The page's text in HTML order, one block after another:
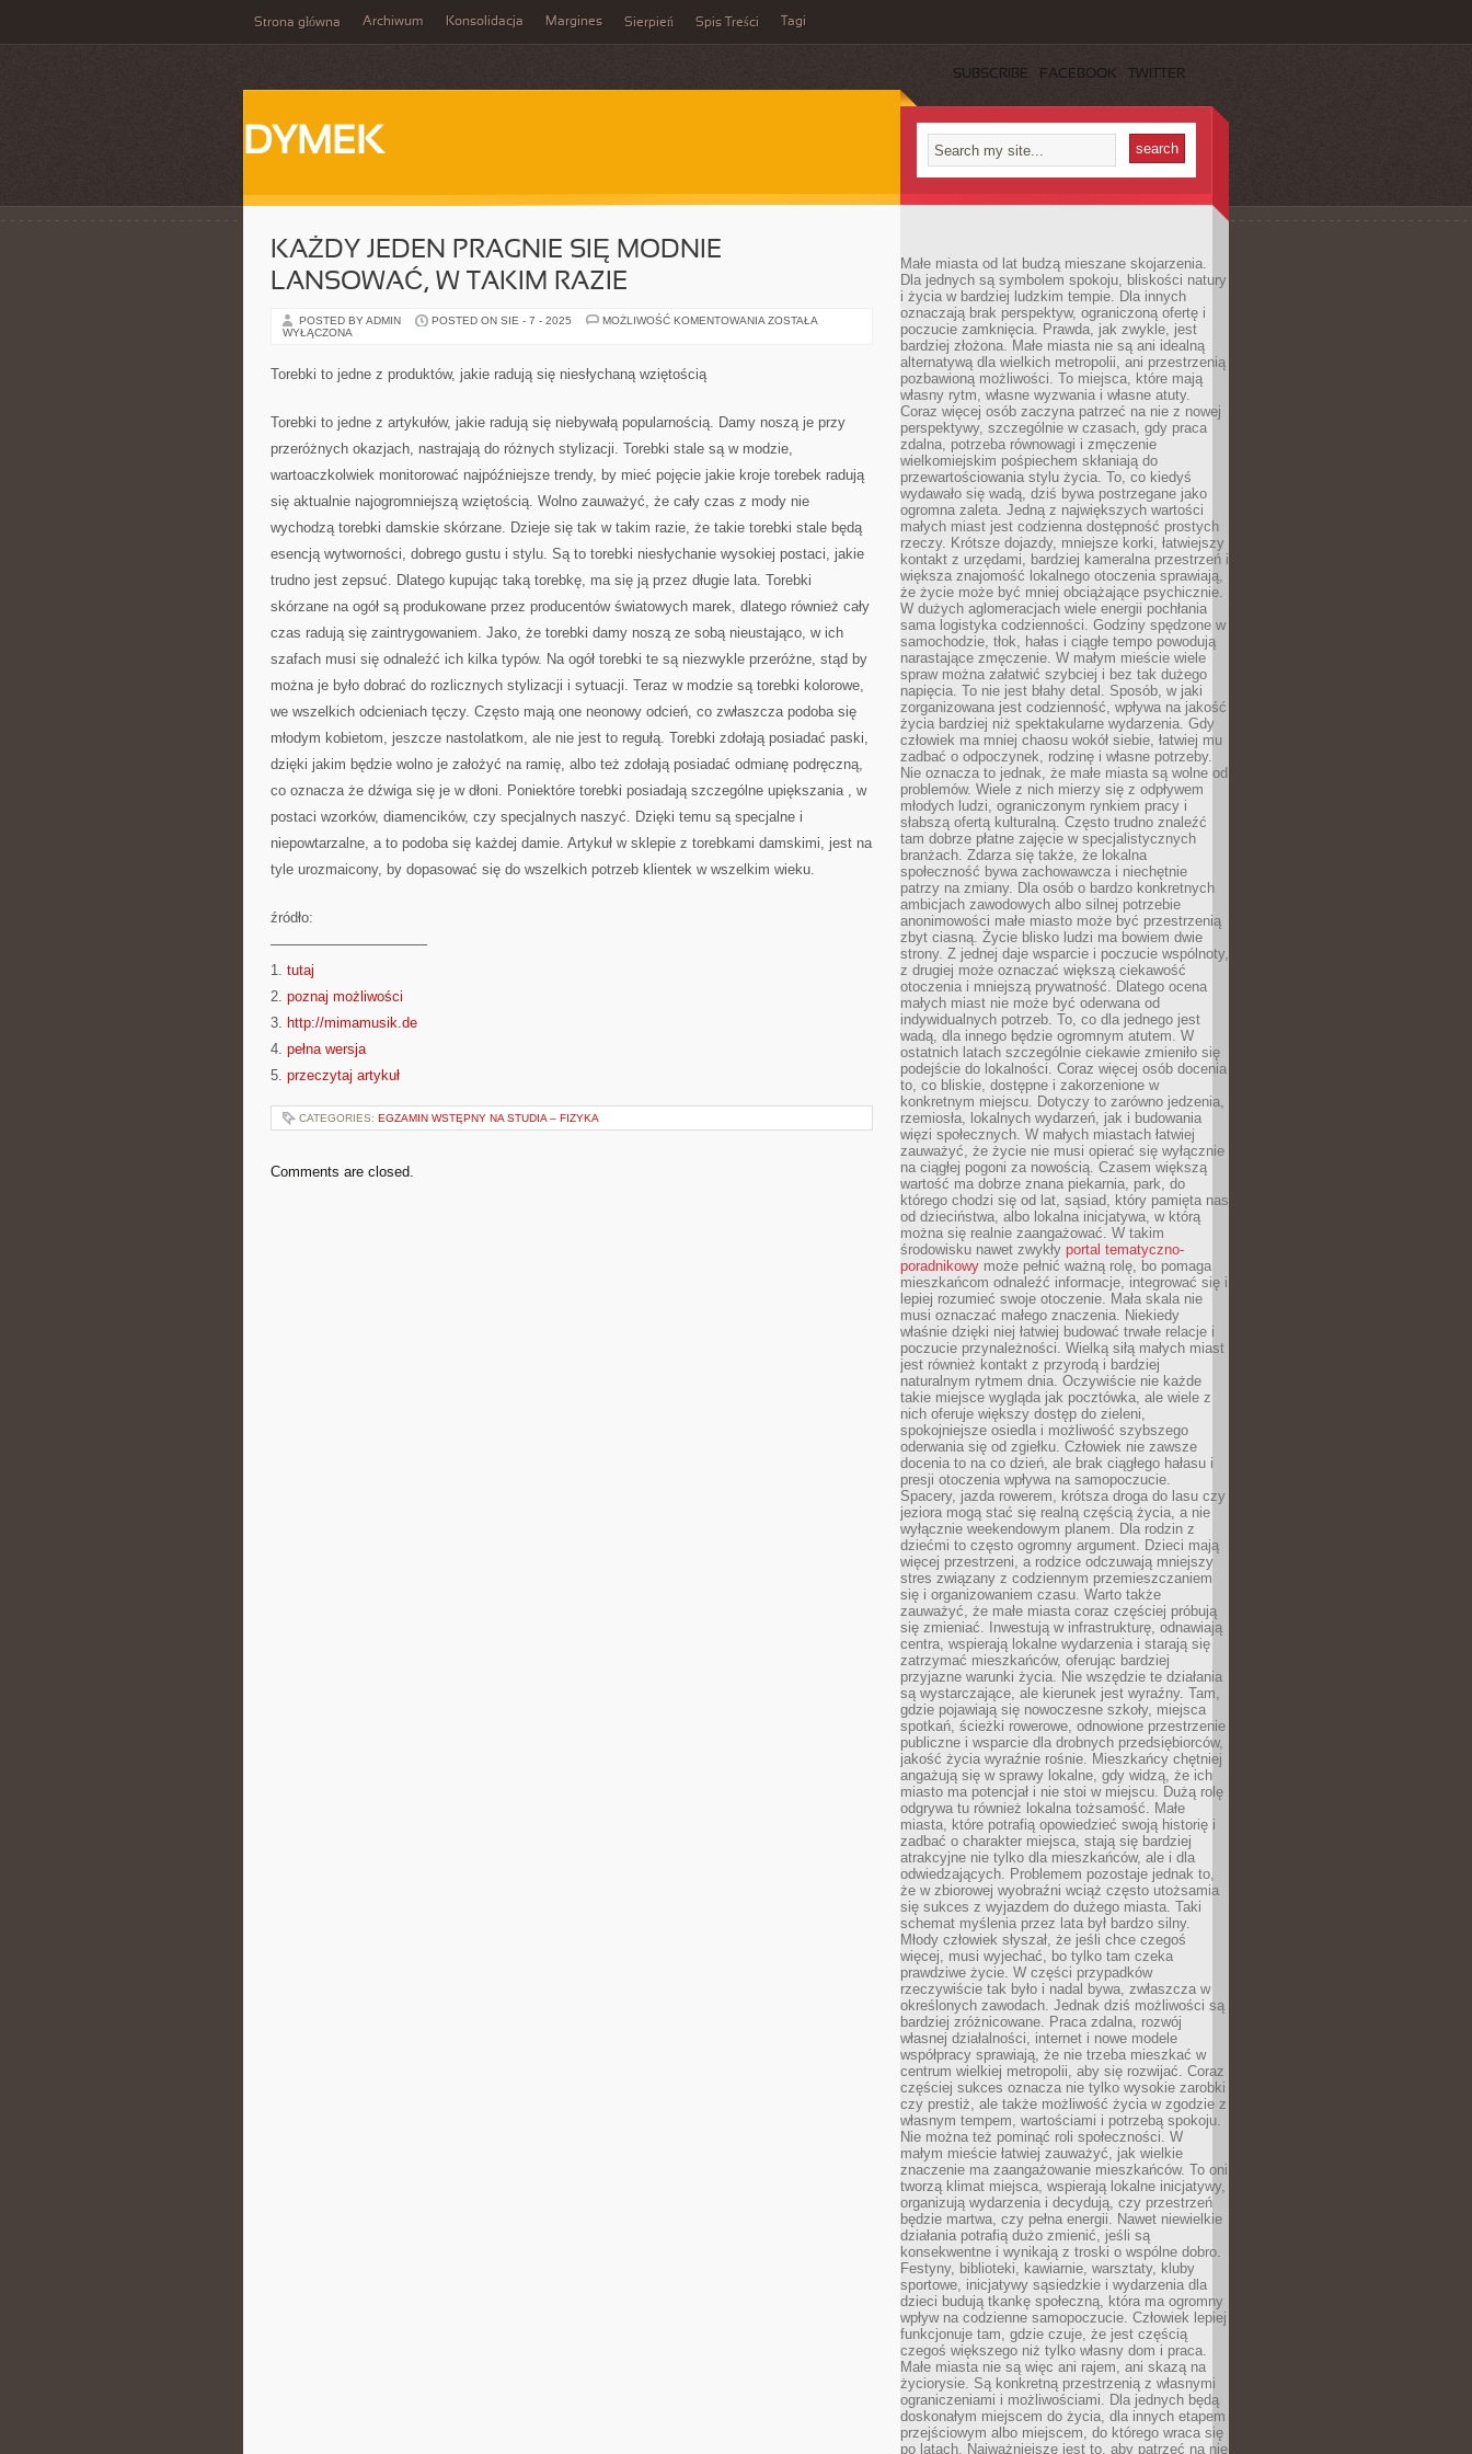
Strona główna Archiwum Konsolidacja Margines Sierpień Spis Treści Tagi
SUBSCRIBE FACEBOOK TWITTER
DYMEK
KAŻDY JEDEN PRAGNIE SIĘ MODNIE
LANSOWAĆ, W TAKIM RAZIE
POSTED BY ADMIN POSTED ON SIE - 7 - 2025 MOŻLIWOŚĆ KOMENTOWANIA KAŻDY
ZOSTAŁA
WYŁĄCZONA
Torebki to jedne z produktów, jakie radują się niesłychaną wziętością
Torebki to jedne z artykułów, jakie radują się niebywałą popularnością. Damy noszą je przy
przeróżnych okazjach, nastrajają do różnych stylizacji. Torebki stale są w modzie,
wartoaczkolwiek monitorować najpóźniejsze trendy, by mieć pojęcie jakie kroje torebek radują
się aktualnie najogromniejszą wziętością. Wolno zauważyć, że cały czas z mody nie
wychodzą torebki damskie skórzane. Dzieje się tak w takim razie, że takie torebki stale będą
esencją wytworności, dobrego gustu i stylu. Są to torebki niesłychanie wysokiej postaci, jakie
trudno jest zepsuć. Dlatego kupując taką torebkę, ma się ją przez długie lata. Torebki
skórzane na ogół są produkowane przez producentów światowych marek, dlatego również cały
czas radują się zaintrygowaniem. Jako, że torebki damy noszą ze sobą nieustająco, w ich
szafach musi się odnaleźć ich kilka typów. Na ogół torebki te są niezwykle przeróżne, stąd by
można je było dobrać do rozlicznych stylizacji i sytuacji. Teraz w modzie są torebki kolorowe,
we wszelkich odcieniach tęczy. Często mają one neonowy odcień, co zwłaszcza podoba się
młodym kobietom, jeszcze nastolatkom, ale nie jest to regułą. Torebki zdołają posiadać paski,
dzięki jakim będzie wolno je założyć na ramię, albo też zdołają posiadać odmianę podręczną,
co oznacza że dźwiga się je w dłoni. Poniektóre torebki posiadają szczególne upiększania , w
postaci wzorków, diamencików, czy specjalnych naszyć. Dzięki temu są specjalne i
niepowtarzalne, a to podoba się każdej damie. Artykuł w sklepie z torebkami damskimi, jest na
tyle urozmaicony, by dopasować się do wszelkich potrzeb klientek w wszelkim wieku.
źródło:
———————————
1. tutaj
2. poznaj możliwości
3. http://mimamusik.de
4. pełna wersja
5. przeczytaj artykuł
CATEGORIES: EGZAMIN WSTĘPNY NA STUDIA – FIZYKA
Comments are closed.
Małe miasta od lat budzą mieszane skojarzenia.
Dla jednych są symbolem spokoju, bliskości natury
i życia w bardziej ludzkim tempie. Dla innych
oznaczają brak perspektyw, ograniczoną ofertę i
poczucie zamknięcia. Prawda, jak zwykle, jest
bardziej złożona. Małe miasta nie są ani idealną
alternatywą dla wielkich metropolii, ani przestrzenią
pozbawioną możliwości. To miejsca, które mają
własny rytm, własne wyzwania i własne atuty.
Coraz więcej osób zaczyna patrzeć na nie z nowej
perspektywy, szczególnie w czasach, gdy praca
zdalna, potrzeba równowagi i zmęczenie
wielkomiejskim pośpiechem skłaniają do
przewartościowania stylu życia. To, co kiedyś
wydawało się wadą, dziś bywa postrzegane jako
ogromna zaleta. Jedną z największych wartości
małych miast jest codzienna dostępność prostych
rzeczy. Krótsze dojazdy, mniejsze korki, łatwiejszy
kontakt z urzędami, bardziej kameralna przestrzeń i
większa znajomość lokalnego otoczenia sprawiają,
że życie może być mniej obciążające psychicznie.
W dużych aglomeracjach wiele energii pochłania
sama logistyka codzienności. Godziny spędzone w
samochodzie, tłok, hałas i ciągłe tempo powodują
narastające zmęczenie. W małym mieście wiele
spraw można załatwić szybciej i bez tak dużego
napięcia. To nie jest błahy detal. Sposób, w jaki
zorganizowana jest codzienność, wpływa na jakość
życia bardziej niż spektakularne wydarzenia. Gdy
człowiek ma mniej chaosu wokół siebie, łatwiej mu
zadbać o odpoczynek, rodzinę i własne potrzeby.
Nie oznacza to jednak, że małe miasta są wolne od
problemów. Wiele z nich mierzy się z odpływem
młodych ludzi, ograniczonym rynkiem pracy i
słabszą ofertą kulturalną. Często trudno znaleźć
tam dobrze płatne zajęcie w specjalistycznych
branżach. Zdarza się także, że lokalna
społeczność bywa zachowawcza i niechętnie
patrzy na zmiany. Dla osób o bardzo konkretnych
ambicjach zawodowych albo silnej potrzebie
anonimowości małe miasto może być przestrzenią
zbyt ciasną. Życie blisko ludzi ma bowiem dwie
strony. Z jednej daje wsparcie i poczucie wspólnoty,
z drugiej może oznaczać większą ciekawość
otoczenia i mniejszą prywatność. Dlatego ocena
małych miast nie może być oderwana od
indywidualnych potrzeb. To, co dla jednego jest
wadą, dla innego będzie ogromnym atutem. W
ostatnich latach szczególnie ciekawie zmieniło się
podejście do lokalności. Coraz więcej osób docenia
to, co bliskie, dostępne i zakorzenione w
konkretnym miejscu. Dotyczy to zarówno jedzenia,
rzemiosła, lokalnych wydarzeń, jak i budowania
więzi społecznych. W małych miastach łatwiej
zauważyć, że życie nie musi opierać się wyłącznie
na ciągłej pogoni za nowością. Czasem większą
wartość ma dobrze znana piekarnia, park, do
którego chodzi się od lat, sąsiad, który pamięta nas
od dzieciństwa, albo lokalna inicjatywa, w którą
można się realnie zaangażować. W takim
środowisku nawet zwykły portal tematyczno-
poradnikowy może pełnić ważną rolę, bo pomaga
mieszkańcom odnaleźć informacje, integrować się i
lepiej rozumieć swoje otoczenie. Mała skala nie
musi oznaczać małego znaczenia. Niekiedy
właśnie dzięki niej łatwiej budować trwałe relacje i
poczucie przynależności. Wielką siłą małych miast
jest również kontakt z przyrodą i bardziej
naturalnym rytmem dnia. Oczywiście nie każde
takie miejsce wygląda jak pocztówka, ale wiele z
nich oferuje większy dostęp do zieleni,
spokojniejsze osiedla i możliwość szybszego
oderwania się od zgiełku. Człowiek nie zawsze
docenia to na co dzień, ale brak ciągłego hałasu i
presji otoczenia wpływa na samopoczucie.
Spacery, jazda rowerem, krótsza droga do lasu czy
jeziora mogą stać się realną częścią życia, a nie
wyłącznie weekendowym planem. Dla rodzin z
dziećmi to często ogromny argument. Dzieci mają
więcej przestrzeni, a rodzice odczuwają mniejszy
stres związany z codziennym przemieszczaniem
się i organizowaniem czasu. Warto także
zauważyć, że małe miasta coraz częściej próbują
się zmieniać. Inwestują w infrastrukturę, odnawiają
centra, wspierają lokalne wydarzenia i starają się
zatrzymać mieszkańców, oferując bardziej
przyjazne warunki życia. Nie wszędzie te działania
są wystarczające, ale kierunek jest wyraźny. Tam,
gdzie pojawiają się nowoczesne szkoły, miejsca
spotkań, ścieżki rowerowe, odnowione przestrzenie
publiczne i wsparcie dla drobnych przedsiębiorców,
jakość życia wyraźnie rośnie. Mieszkańcy chętniej
angażują się w sprawy lokalne, gdy widzą, że ich
miasto ma potencjał i nie stoi w miejscu. Dużą rolę
odgrywa tu również lokalna tożsamość. Małe
miasta, które potrafią opowiedzieć swoją historię i
zadbać o charakter miejsca, stają się bardziej
atrakcyjne nie tylko dla mieszkańców, ale i dla
odwiedzających. Problemem pozostaje jednak to,
że w zbiorowej wyobraźni wciąż często utożsamia
się sukces z wyjazdem do dużego miasta. Taki
schemat myślenia przez lata był bardzo silny.
Młody człowiek słyszał, że jeśli chce czegoś
więcej, musi wyjechać, bo tylko tam czeka
prawdziwe życie. W części przypadków
rzeczywiście tak było i nadal bywa, zwłaszcza w
określonych zawodach. Jednak dziś możliwości są
bardziej zróżnicowane. Praca zdalna, rozwój
własnej działalności, internet i nowe modele
współpracy sprawiają, że nie trzeba mieszkać w
centrum wielkiej metropolii, aby się rozwijać. Coraz
częściej sukces oznacza nie tylko wysokie zarobki
czy prestiż, ale także możliwość życia w zgodzie z
własnym tempem, wartościami i potrzebą spokoju.
Nie można też pominąć roli społeczności. W
małym mieście łatwiej zauważyć, jak wielkie
znaczenie ma zaangażowanie mieszkańców. To oni
tworzą klimat miejsca, wspierają lokalne inicjatywy,
organizują wydarzenia i decydują, czy przestrzeń
będzie martwa, czy pełna energii. Nawet niewielkie
działania potrafią dużo zmienić, jeśli są
konsekwentne i wynikają z troski o wspólne dobro.
Festyny, biblioteki, kawiarnie, warsztaty, kluby
sportowe, inicjatywy sąsiedzkie i wydarzenia dla
dzieci budują tkankę społeczną, która ma ogromny
wpływ na codzienne samopoczucie. Człowiek lepiej
funkcjonuje tam, gdzie czuje, że jest częścią
czegoś większego niż tylko własny dom i praca.
Małe miasta nie są więc ani rajem, ani skazą na
życiorysie. Są konkretną przestrzenią z własnymi
ograniczeniami i możliwościami. Dla jednych będą
doskonałym miejscem do życia, dla innych etapem
przejściowym albo miejscem, do którego wraca się
po latach. Najważniejsze jest to, aby patrzeć na nie